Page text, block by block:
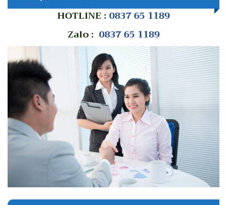
HOTLINE : 0837 65 1189
Zalo : 0837 65 1189